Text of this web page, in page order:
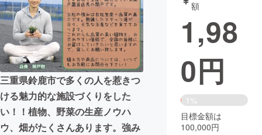
テクノロジー・ガジェット ゲーム・サ
映像・映画 書籍・雑誌
ビジネス・起業 チャレンジ
まちづくり・地域活性化
三重県鈴鹿市で多くの人を惹きつ
ける魅力的な施設づくりをした
い！！植物、野菜の生産ノウハ
ウ、畑がたくさんあります。強み
額
1,98
0円
1%
目標金額は
100,000円